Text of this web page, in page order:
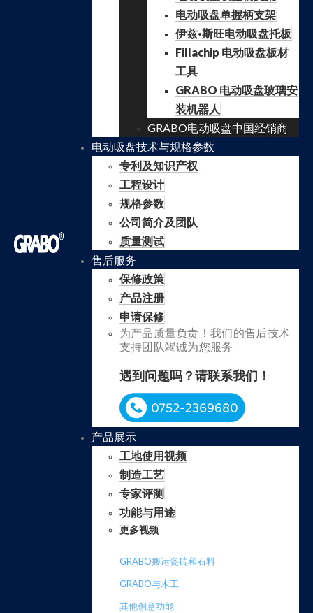
电动吸盘单握柄支架
伊兹·斯旺电动吸盘托板
Fillachip 电动吸盘板材
工具
GRABO 电动吸盘玻璃安
装机器人
GRABO电动吸盘中国经销商
电动吸盘技术与规格参数
专利及知识产权
工程设计
规格参数
公司简介及团队
质量测试
售后服务
保修政策
产品注册
申请保修
为产品质量负责！我们的售后技术
支持团队竭诚为您服务
遇到问题吗？请联系我们！
产品展示
工地使用视频
制造工艺
专家评测
功能与用途
更多视频
GRABO搬运瓷砖和石料
GRABO与木工
其他创意功能